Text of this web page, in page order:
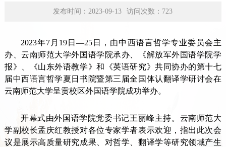
发布时间：2023-09-13 访问次数： 723
2023年7 月 19 日—25日，由中西语言哲学专业委员会主
办、云南师范大学外国语学院承办、《解放军外国语学院学
报》、《山东外语教学》和《英语研究》共同协办的第十七
届中西语言哲学夏日书院暨第三届全国体认翻译学研讨会在
云南师范大学呈贡校区外国语学院成功举办。
开幕式由外国语学院党委书记王丽峰主持。云南师范大
学副校长孟庆红教授对各位专家学者表示欢迎，指出此次会
议是展示高质量研究成果、对哲学、翻译学等研究领域产生